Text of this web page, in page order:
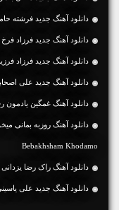
دانلود آهنگ جديد فرشته
دانلود آهنگ جديد فرزاد فرخ نور با 2 کیفیت و
دانلود آهنگ جديد فرزاد فرزین کلبه با 2
دانلود آهنگ جديد علی اصحابی سیگار با 2
دانلود آهنگ غمگین یادمون
Bebakhsham Khodamo
دانلود آهنگ راک رضا یزدانی
دانلود آهنگ جديد علی